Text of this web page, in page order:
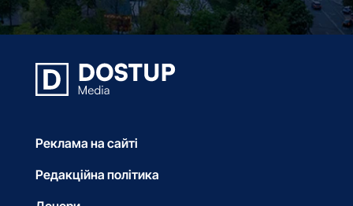
Реклама на сайті
Редакційна політика